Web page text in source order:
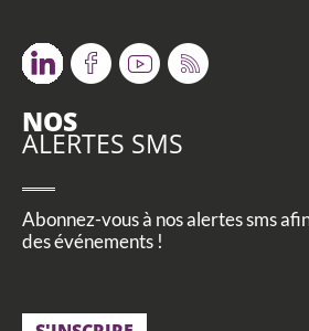
TwitterFacebookYoutube
RSS
NOS
ALERTES SMS
Abonnez-vous à nos alertes sms
des événements !